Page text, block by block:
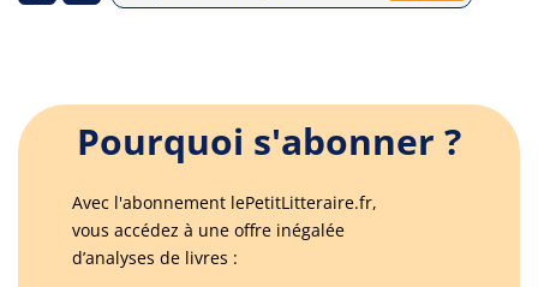
Pourquoi s'abonner ?
Avec l'abonnement lePetitLitteraire.fr,
vous accédez à une offre inégalée
d’analyses de livres :